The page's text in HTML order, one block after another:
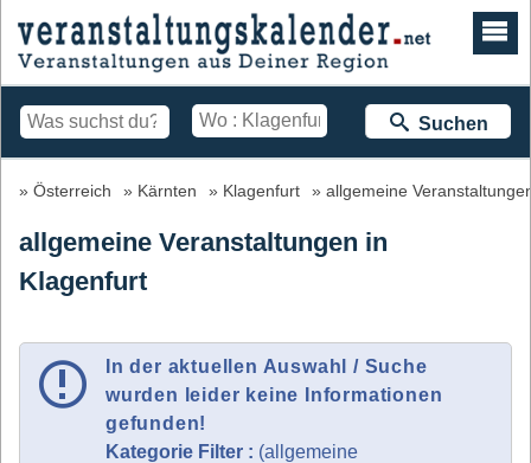
Suchen
Österreich Kärnten Klagenfurt allgemeine
allgemeine Veranstaltungen in
Klagenfurt
In der aktuellen Auswahl / Suche
wurden leider keine Informationen
gefunden!
Kategorie Filter : (allgemeine